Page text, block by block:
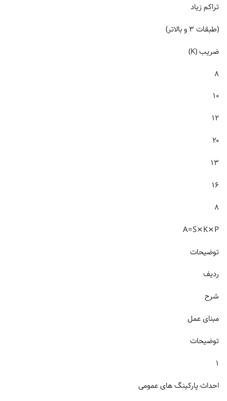
تراکم زیاد
(طبقات ۳ و بالاتر)
ضریب (K)
۸
۱۰
۱۲
۲۰
۱۳
۱۶
۸
A=S×K×P
توضیحات
ردیف
شرح
مبنای عمل
توضیحات
۱
احداث پارکینگ های عمومی